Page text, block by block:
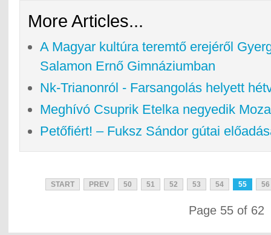
More Articles...
A Magyar kultúra teremtő erejéről
Salamon Ernő Gimnáziumban
Nk-Trianonról - Farsangolás helyett
Meghívó Csuprik Etelka negyedik
Petőfiért! – Fuksz Sándor gútai
START PREV 50 51 52 53 54 55 56
Page 55 of 62